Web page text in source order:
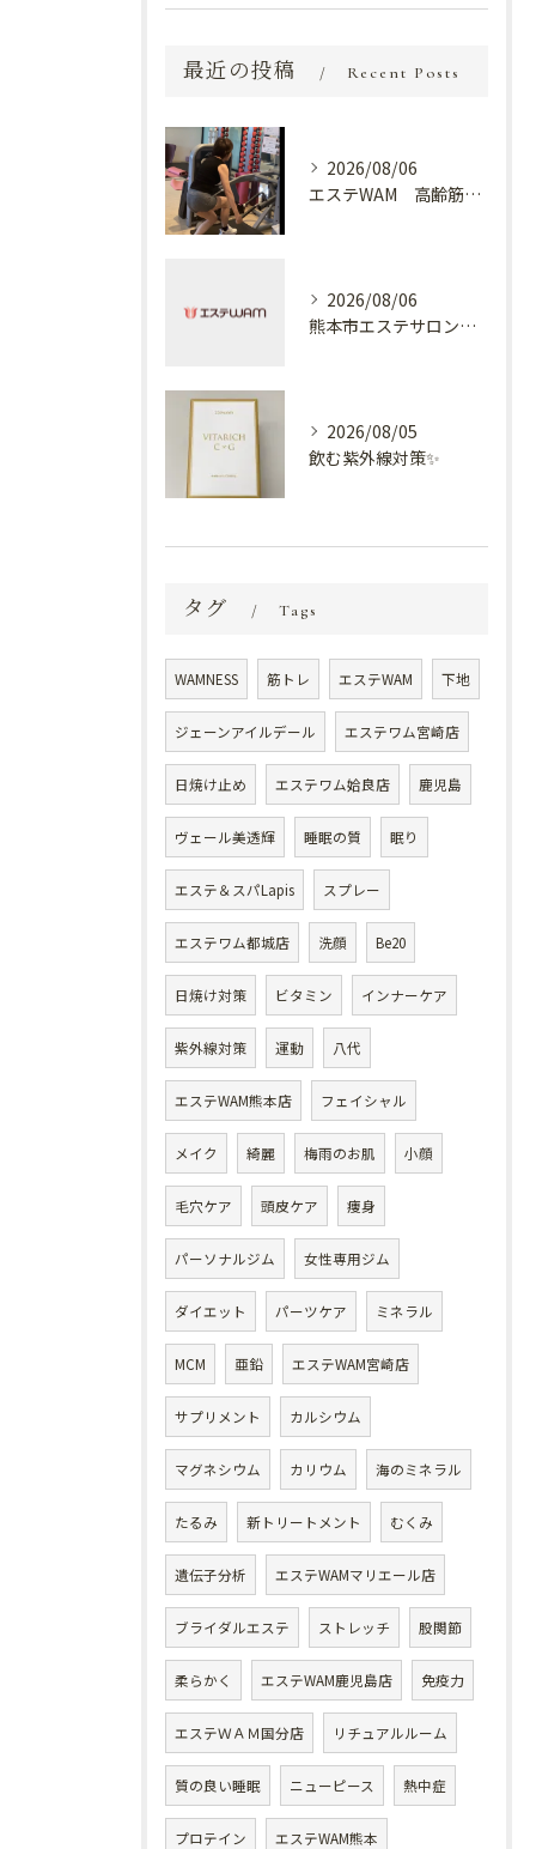
最近の投稿 Recent Posts
2026/08/06
エステWAM 高齢筋トレ
2026/08/06
熊本市エステサロン プラスでケア✨
2026/08/05
飲む紫外線対策✨
タグ Tags
WAMNESS 筋トレ エステWAM 下地
ジェーンアイルデール エステワム宮崎店
日焼け止め エステワム姶良店 鹿児島
ヴェール美透輝 睡眠の質 眠り
エステ＆スパLapis スプレー
エステワム都城店 洗顔 Be20
日焼け対策 ビタミン インナーケア
紫外線対策 運動 八代
エステWAM熊本店 フェイシャル
メイク 綺麗 梅雨のお肌 小顔
毛穴ケア 頭皮ケア 痩身
パーソナルジム 女性専用ジム
ダイエット パーツケア ミネラル
MCM 亜鉛 エステWAM宮崎店
サプリメント カルシウム
マグネシウム カリウム 海のミネラル
たるみ 新トリートメント むくみ
遺伝子分析 エステWAMマリエール店
ブライダルエステ ストレッチ 股関節
柔らかく エステWAM鹿児島店 免疫力
エステＷＡＭ国分店 リチュアルルーム
質の良い睡眠 ニューピース 熱中症
プロテイン エステWAM熊本